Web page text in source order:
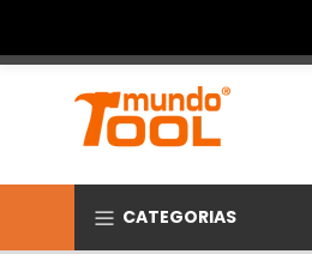
contenido
CATEGORIAS